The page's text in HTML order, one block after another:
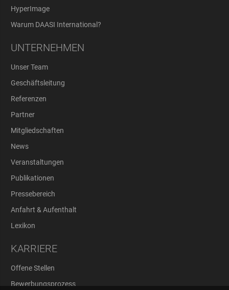
HyperImage
Warum DAASI International?
UNTERNEHMEN
Unser Team
Geschäftsleitung
Referenzen
Partner
Mitgliedschaften
News
Veranstaltungen
Publikationen
Pressebereich
Anfahrt & Aufenthalt
Lexikon
KARRIERE
Offene Stellen
Bewerbungsprozess